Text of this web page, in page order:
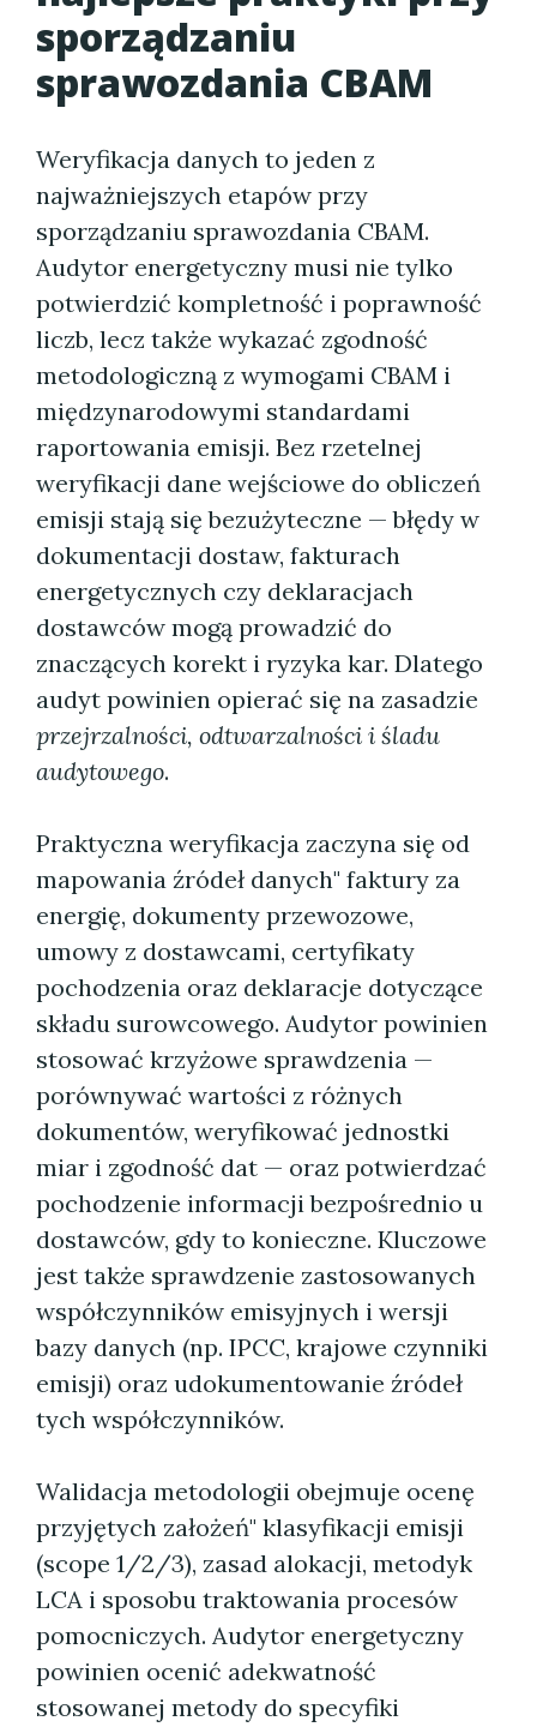
sporządzaniu
sprawozdania CBAM
Weryfikacja danych to jeden z
najważniejszych etapów przy
sporządzaniu sprawozdania CBAM.
Audytor energetyczny musi nie tylko
potwierdzić kompletność i poprawność
liczb, lecz także wykazać zgodność
metodologiczną z wymogami CBAM i
międzynarodowymi standardami
raportowania emisji. Bez rzetelnej
weryfikacji dane wejściowe do obliczeń
emisji stają się bezużyteczne — błędy w
dokumentacji dostaw, fakturach
energetycznych czy deklaracjach
dostawców mogą prowadzić do
znaczących korekt i ryzyka kar. Dlatego
audyt powinien opierać się na zasadzie
przejrzalności, odtwarzalności i śladu
audytowego.
Praktyczna weryfikacja zaczyna się od
mapowania źródeł danych" faktury za
energię, dokumenty przewozowe,
umowy z dostawcami, certyfikaty
pochodzenia oraz deklaracje dotyczące
składu surowcowego. Audytor powinien
stosować krzyżowe sprawdzenia —
porównywać wartości z różnych
dokumentów, weryfikować jednostki
miar i zgodność dat — oraz potwierdzać
pochodzenie informacji bezpośrednio u
dostawców, gdy to konieczne. Kluczowe
jest także sprawdzenie zastosowanych
współczynników emisyjnych i wersji
bazy danych (np. IPCC, krajowe czynniki
emisji) oraz udokumentowanie źródeł
tych współczynników.
Walidacja metodologii obejmuje ocenę
przyjętych założeń" klasyfikacji emisji
(scope 1/2/3), zasad alokacji, metodyk
LCA i sposobu traktowania procesów
pomocniczych. Audytor energetyczny
powinien ocenić adekwatność
stosowanej metody do specyfiki